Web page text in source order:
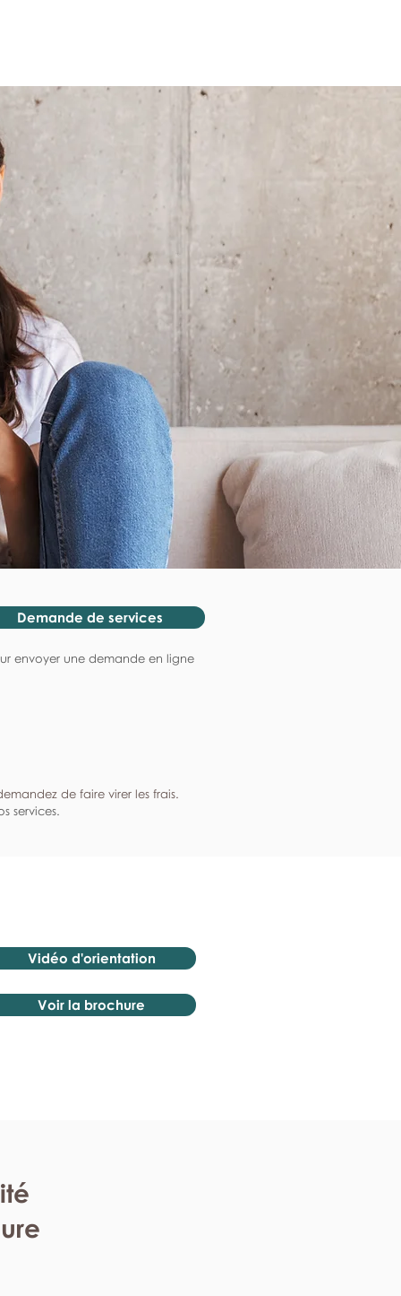
Demande de services
envoyer une demande en ligne
de faire virer les frais.
services.
Vidéo d'orientation
Voir la brochure